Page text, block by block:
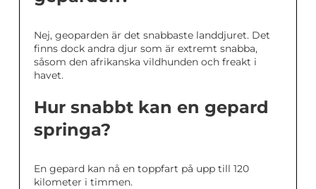
Nej, geoparden är det snabbaste landdjuret. Det
finns dock andra djur som är extremt snabba,
såsom den afrikanska vildhunden och freakt i
havet.
Hur snabbt kan en gepard
springa?
En gepard kan nå en toppfart på upp till 120
kilometer i timmen.